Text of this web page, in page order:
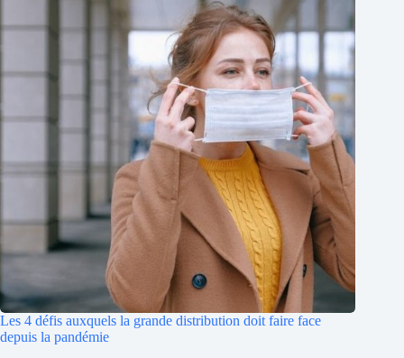
Les 4 défis auxquels la grande distribution doit faire face
depuis la pandémie